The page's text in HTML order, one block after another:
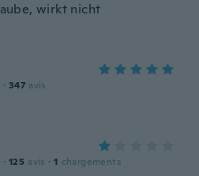
wirkt nicht
· 347 avis
· 125 avis · 1 chargements